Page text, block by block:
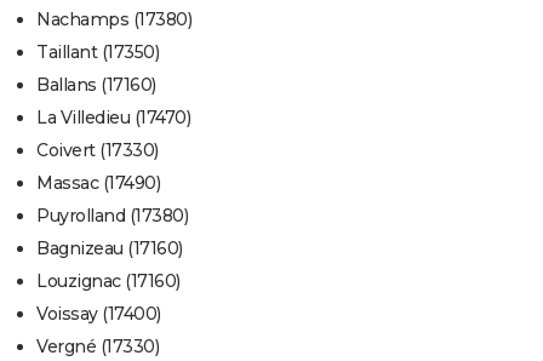
Nachamps (17380)
Taillant (17350)
Ballans (17160)
La Villedieu (17470)
Coivert (17330)
Massac (17490)
Puyrolland (17380)
Bagnizeau (17160)
Louzignac (17160)
Voissay (17400)
Vergné (17330)